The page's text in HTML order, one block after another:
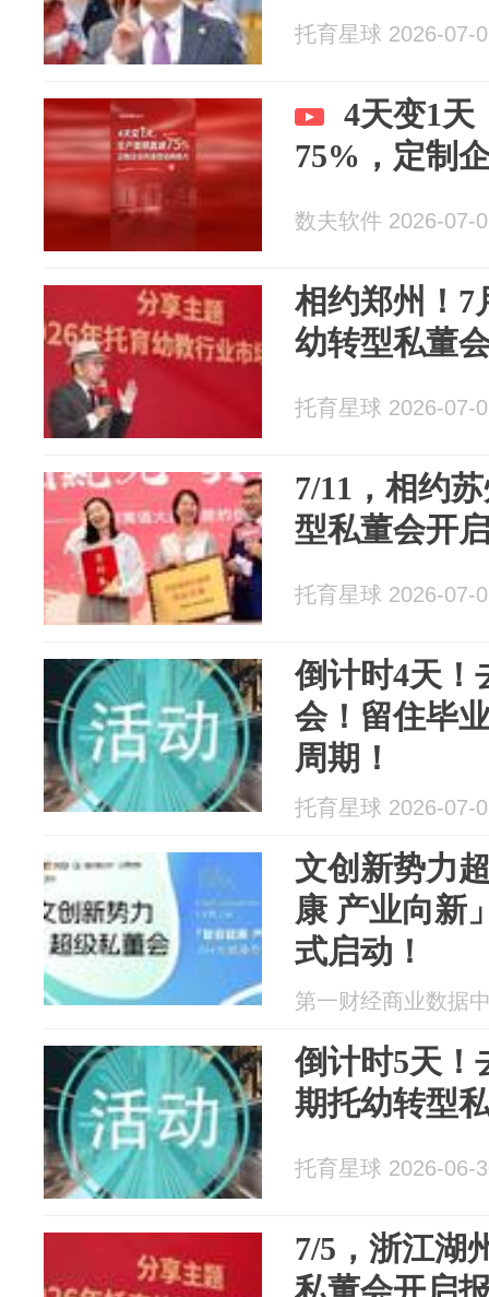
托育星球 2026-07-
4天变1天
75%，定制
数夫软件 2026-07-
相约郑州！7
幼转型私董
托育星球 2026-07-
7/11，相约
型私董会开
托育星球 2026-07-
倒计时4天！
会！留住毕
周期！
托育星球 2026-07-
文创新势力
康 产业向新
式启动！
第一财经商业数据
倒计时5天！
期托幼转型
托育星球 2026-06-
7/5，浙江湖